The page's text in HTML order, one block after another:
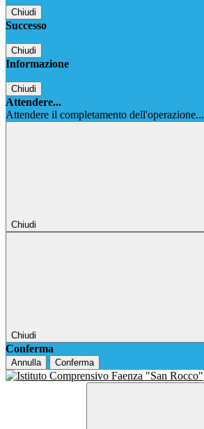
Chiudi
Successo
Chiudi
Informazione
Chiudi
Attendere...
Attendere il completamento dell'operazione...
Chiudi
Chiudi
Conferma
Annulla Conferma